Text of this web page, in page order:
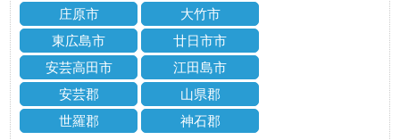
庄原市
大竹市
東広島市
廿日市市
安芸高田市
江田島市
安芸郡
山県郡
世羅郡
神石郡